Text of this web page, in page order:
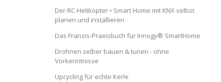
Der RC-Helikopter • Smart Home mit KNX selbst
planen und installieren
Das Franzis-Praxisbuch für Innogy® SmartHome
Drohnen selber bauen & tunen - ohne
Vorkenntnisse
Upcycling für echte Kerle